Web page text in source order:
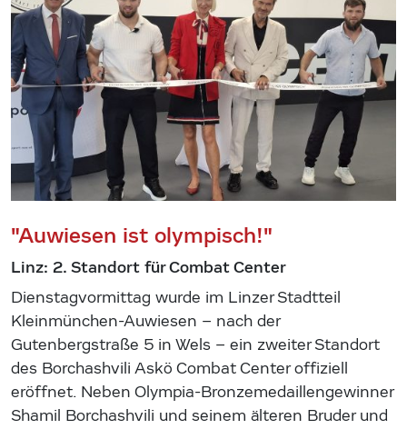
"Auwiesen ist olympisch!"
Linz: 2. Standort für Combat Center
Dienstagvormittag wurde im Linzer Stadtteil
Kleinmünchen-Auwiesen – nach der
Gutenbergstraße 5 in Wels – ein zweiter Standort
des Borchashvili Askö Combat Center offiziell
eröffnet. Neben Olympia-Bronzemedaillengewinner
Shamil Borchashvili und seinem älteren Bruder und